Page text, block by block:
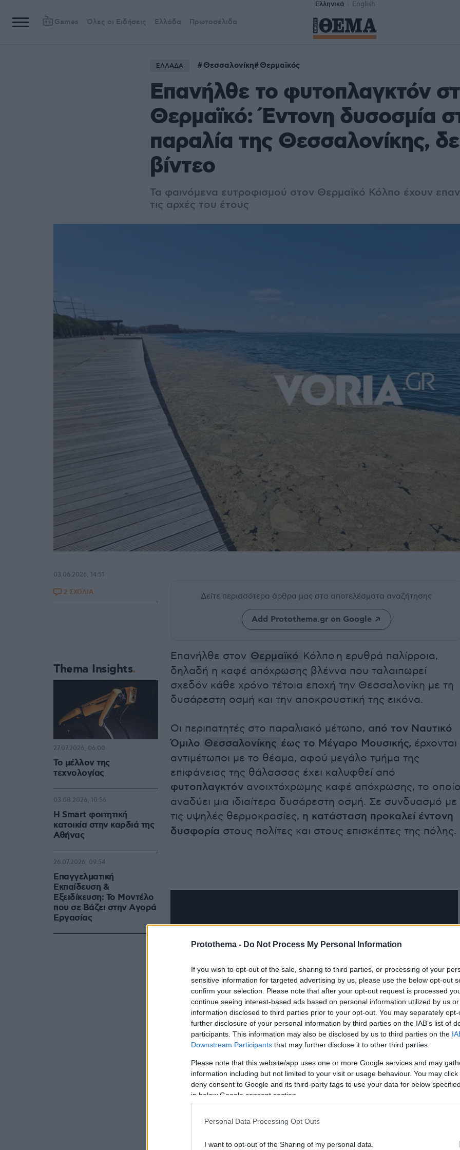
Protothema - Do Not Process My Personal Information
If you wish to opt-out of the sale, sharing to third parties, or processing of your
sensitive information for targeted advertising by us, please use the below opt-out
confirm your selection. Please note that after your opt-out request is processed
continue seeing interest-based ads based on personal information utilized by us
information disclosed to third parties prior to your opt-out. You may separately
further disclosure of your personal information by third parties on the IAB’s list of
participants. This information may also be disclosed by us to third parties on the
Downstream Participants that may further disclose it to other third parties.
Please note that this website/app uses one or more Google services and may
information including but not limited to your visit or usage behaviour. You may
deny consent to Google and its third-party tags to use your data for below
in below Google consent section.
Personal Data Processing Opt Outs
I want to opt-out of the Sharing of my personal data.
Ελληνικά English
Games Όλες οι Ειδήσεις Ελλάδα Πρωτοσέλιδα
ΕΛΛΑΔΑ Θεσσαλονίκη Θερμαϊκός
Επανήλθε το φυτοπλαγκτόν
Θερμαϊκό: Έντονη δυσοσμία
παραλία της Θεσσαλονίκης,
βίντεο
Τα φαινόμενα ευτροφισμού στον Θερμαϊκό Κόλπο έχουν
τις αρχές του έτους
Δείτε περισσότερα άρθρα μας στα αποτελέσματα αναζήτησης
Add Protothema.gr on Google
Επανήλθε στον Θερμαϊκό Κόλπο η ερυθρά παλίρροια,
δηλαδή η καφέ απόχρωσης βλέννα που ταλαιπωρεί
σχεδόν κάθε χρόνο τέτοια εποχή την Θεσσαλονίκη με τη
δυσάρεστη οσμή και την αποκρουστική της εικόνα.
Οι περιπατητές στο παραλιακό μέτωπο, από τον Ναυτικό
Όμιλο Θεσσαλονίκης έως το Μέγαρο Μουσικής, έρχονται
αντιμέτωποι με το θέαμα, αφού μεγάλο τμήμα της
επιφάνειας της θάλασσας έχει καλυφθεί από
φυτοπλαγκτόν ανοιχτόχρωμης καφέ απόχρωσης, το
αναδύει μια ιδιαίτερα δυσάρεστη οσμή. Σε συνδυασμό με
τις υψηλές θερμοκρασίες, η κατάσταση προκαλεί έντονη
δυσφορία στους πολίτες και στους επισκέπτες της πόλης.
Σύμφωνα με τους επιστήμονες και όπως αναμεταδίδει το
voria.grτο φαινόμενο της έξαρσης του φυτοπλαγκτού
στον Θερμαϊκό Κόλπο οφείλεται στην εισροή θρεπτικών
συστατικών (άζωτο, φώσφορος) από αστικά λύματα και
03.06.2026, 14:51
2 ΣΧΟΛΙΑ
Thema Insights
Το μέλλον της
τεχνολογίας
27.07.2026, 06:00
Η Smart φοιτητική
κατοικία στην καρδιά της
Αθήνας
03.08.2026, 10:56
Επαγγελματική
Εκπαίδευση &
Εξειδίκευση: Το Mοντέλο
που σε Bάζει στην Aγορά
Eργασίας
26.07.2026, 09:54